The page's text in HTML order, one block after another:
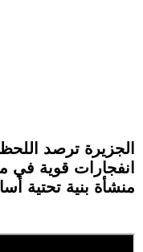
الجزيرة ترصد
انفجارات قوية في
منشأة بنية تحتية